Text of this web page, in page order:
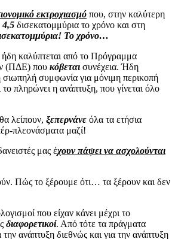
εκτροχιασμό που, στην καλύτερη
4,5 δισεκατομμύρια το χρόνο και στη
Το χρόνο…
καλύπτεται από το Πρόγραμμα
(ΠΔΕ) που κόβεται συνέχεια. Ήδη
σιωπηλή συμφωνία για μόνιμη περικοπή
πληρώνει η ανάπτυξη, που γίνεται όλο
λείπουν, ξεπερνάνε όλα τα ετήσια
πλεονάσματα μαζί!
μας έχουν πάψει να ασχολούνται
Πώς το ξέρουμε ότι… τα ξέρουν και δεν
που είχαν κάνει μέχρι το
διαφορετικοί. Από τότε τα πράγματα
την ανάπτυξη διεθνώς και για την ανάπτυξη